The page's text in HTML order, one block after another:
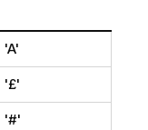
'A'
'£'
'#'